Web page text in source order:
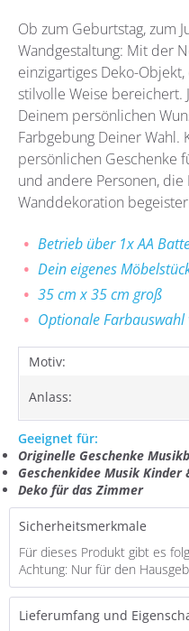
Ob zum Geburtstag, zum
Wandgestaltung: Mit der
einzigartiges Deko-
stilvolle Weise bereichert.
Deinem persönlichen
Farbgebung Deiner Wahl.
persönlichen Geschenke
und andere Personen,
Wanddekoration
Betrieb über 1x AA
Dein eigenes
35 cm x 35 cm groß
Optionale
Motiv:
Anlass:
Geeignet für:
Originelle Geschenke
Geschenkidee Musik Kinder
Deko für das Zimmer
Sicherheitsmerkmale
Für dieses Produkt gibt es
Achtung: Nur für den
Lieferumfang und